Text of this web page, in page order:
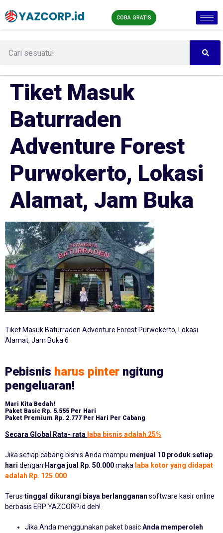
COBA GRATIS
Tiket Masuk
Baturraden
Adventure Forest
Purwokerto, Lokasi
Alamat, Jam Buka
Tiket Masuk Baturraden Adventure Forest Purwokerto, Lokasi
Alamat, Jam Buka 6
Pebisnis harus pinter ngitung
pengeluaran!
Mari Kita Bedah!
Paket Basic Rp. 5.555 Per Hari
Paket Premium Rp. 2.777 Per Hari Per Cabang
Secara Global Rata- rata laba bisnis adalah 25%
Jika setiap cabang bisnis Anda mampu menjual 10 produk setiap
hari dengan Harga jual Rp. 50.000maka laba kotor yang didapat
adalah Rp. 125.000
Terus tinggal dikurangi biaya berlangganan software kasir online
berbasis ERP YAZCORP.id deh!
Jika Anda menggunakan paket basicAnda memperoleh